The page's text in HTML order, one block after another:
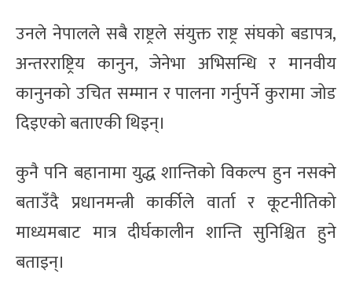
उनले नेपालले सबै राष्ट्रले संयुक्त राष्ट्र संघको बडापत्र,
अन्तरराष्ट्रिय कानुन, जेनेभा अभिसन्धि र मानवीय
कानुनको उचित सम्मान र पालना गर्नुपर्ने कुरामा जोड
दिइएको बताएकी थिइन्।
कुनै पनि बहानामा युद्ध शान्तिको विकल्प हुन नसक्ने
बताउँदै प्रधानमन्त्री कार्कीले वार्ता र कूटनीतिको
माध्यमबाट मात्र दीर्घकालीन शान्ति सुनिश्चित हुने
बताइन्।